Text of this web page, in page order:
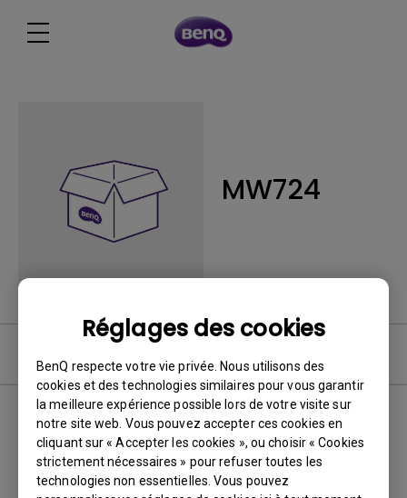
Réglages des cookies
BenQ respecte votre vie privée. Nous utilisons des
cookies et des technologies similaires pour vous garantir
la meilleure expérience possible lors de votre visite sur
notre site web. Vous pouvez accepter ces cookies en
cliquant sur « Accepter les cookies », ou choisir « Cookies
strictement nécessaires » pour refuser toutes les
technologies non essentielles. Vous pouvez
MW724
Aucune FAQ associée